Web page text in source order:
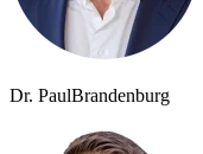
Dr. PaulBrandenburg